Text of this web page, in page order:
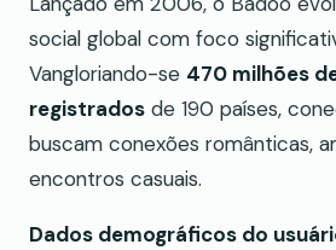
social global com foco
Vangloriando-se 470 milhões
registrados de 190 países,
buscam conexões românticas,
encontros casuais.
Dados demográficos do